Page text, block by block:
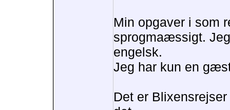
Min opgaver i som
sprogmaæssigt.
engelsk.
Jeg har kun en
Det er